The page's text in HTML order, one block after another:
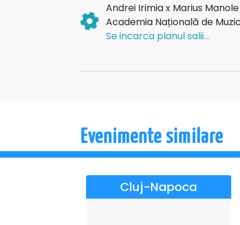
parcurs printr-o explorare muzicală
ale artistului
ca un dialog scenic expresiv
lumini semnat de Daniel
Andrei Irimia x Marius
Academia Națională de
Se incarca planul salii...
Evenimente similare
Cluj-Napoca